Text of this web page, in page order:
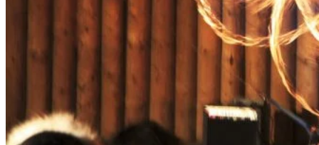
Tipy
Výlet
Turistika
Cyklistika
Podujatia
Galéria
Folklór